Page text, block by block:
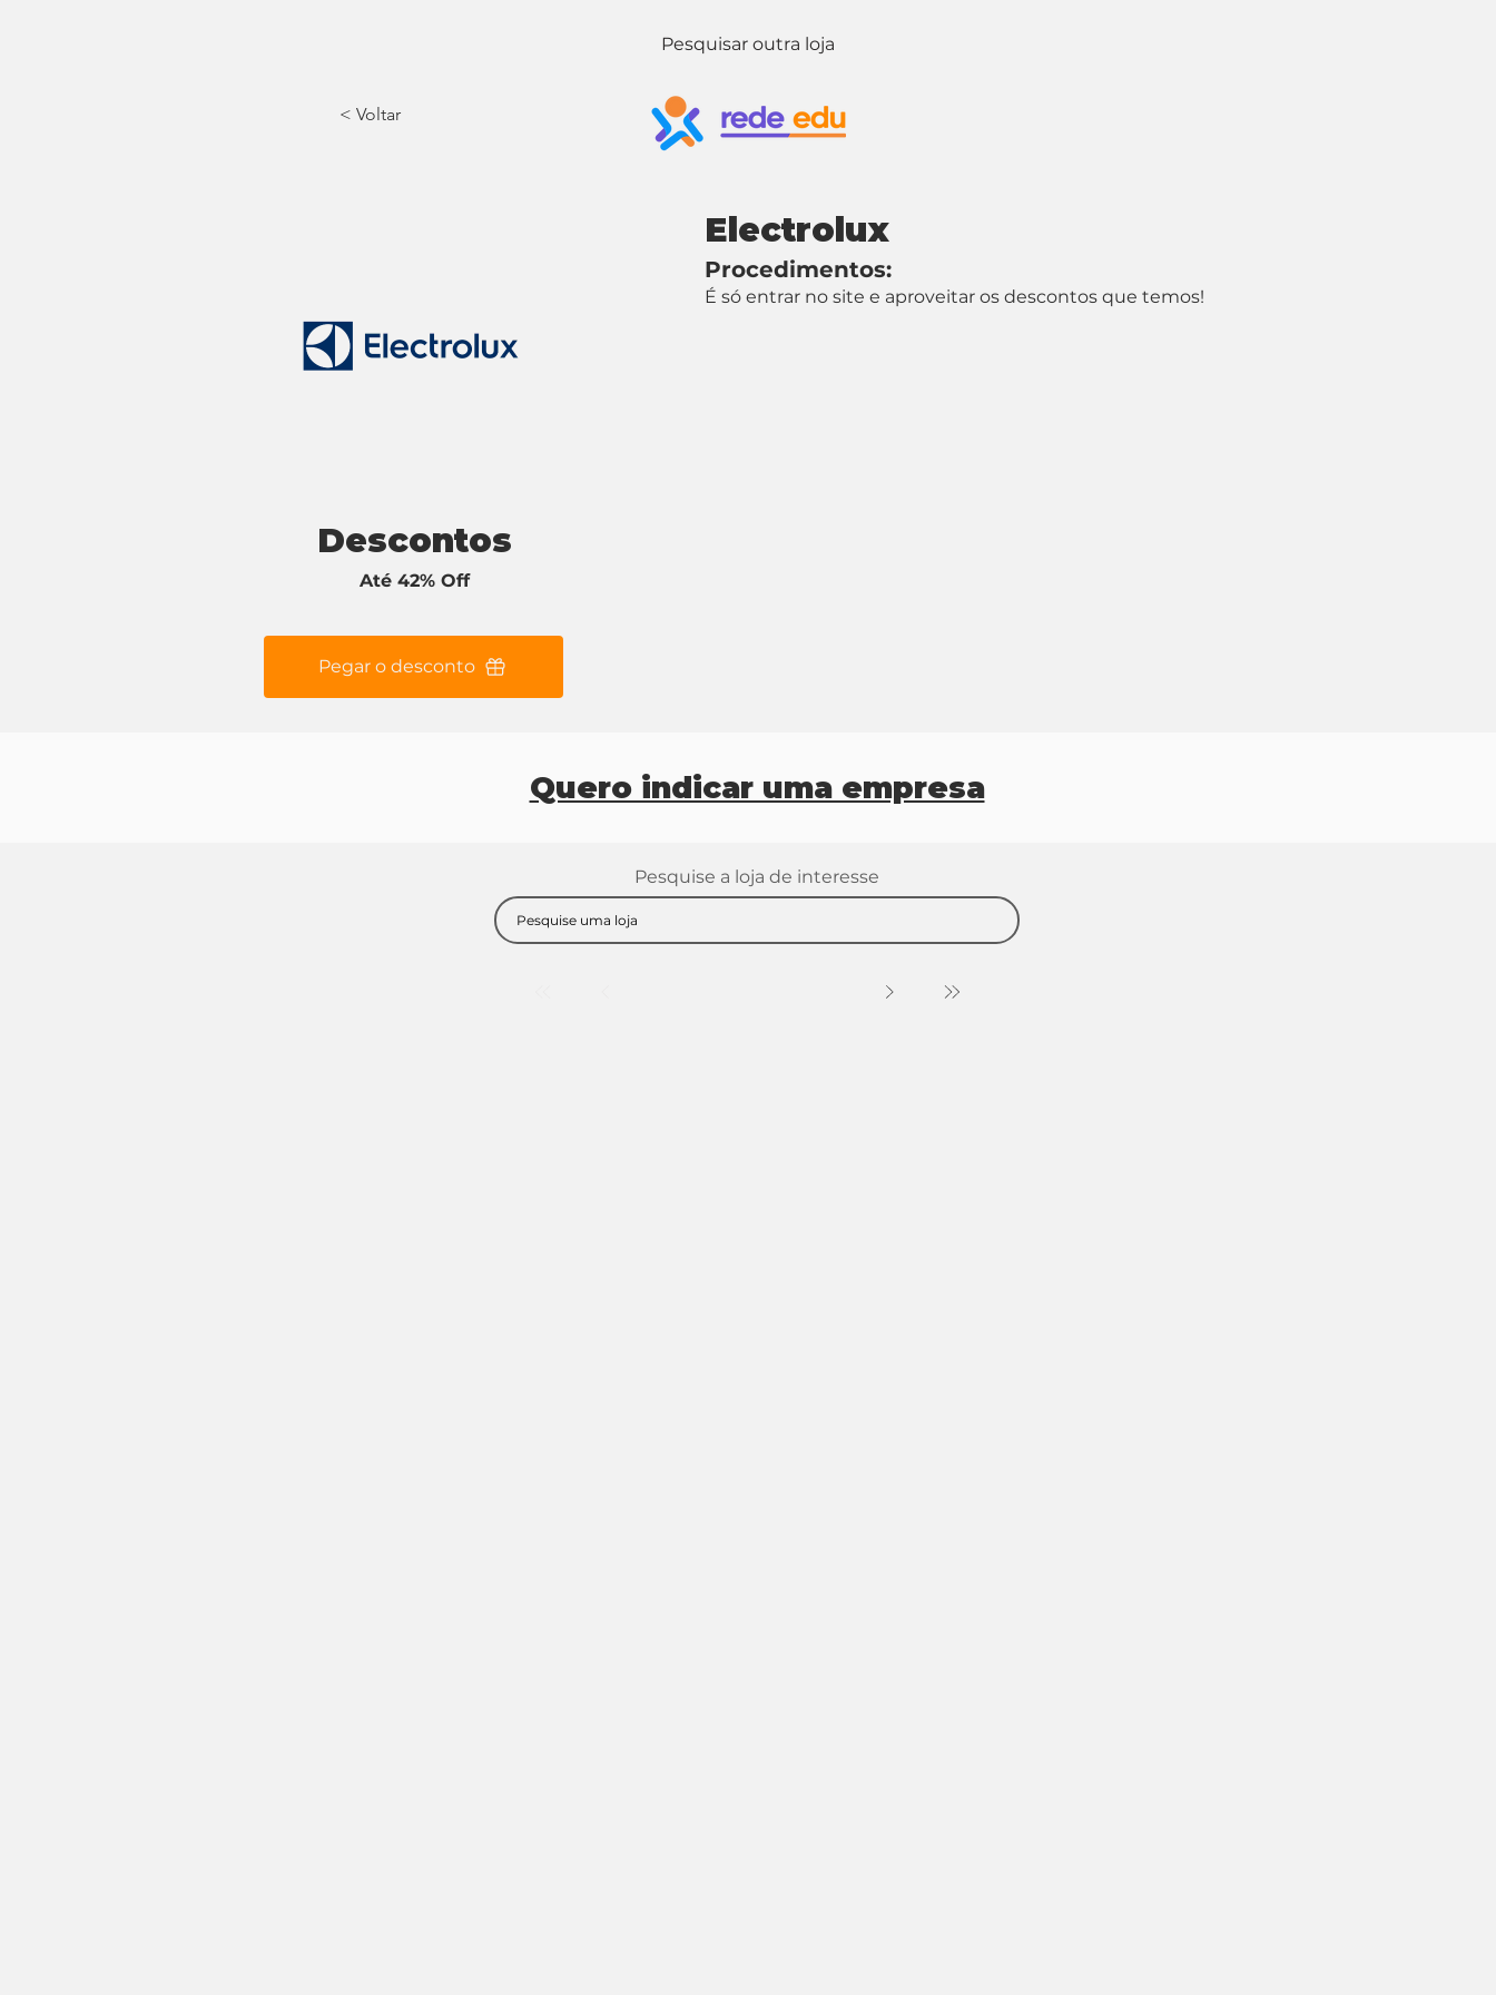
Pesquisar outra loja
< Voltar
Descontos
Até 42% Off
Pegar o desconto
Electrolux
Procedimentos:
É só entrar no site e aproveitar os descontos que temos!
Quero indicar uma empresa
Pesquise a loja de interesse